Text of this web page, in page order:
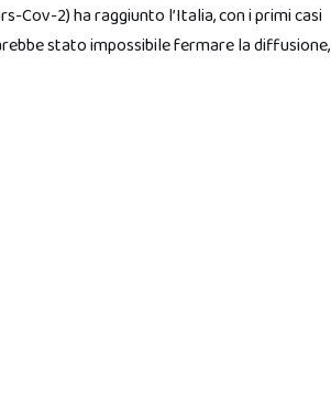
Cov-2) ha raggiunto l’Italia, con i primi casi
stato impossibile fermare la diffusione,